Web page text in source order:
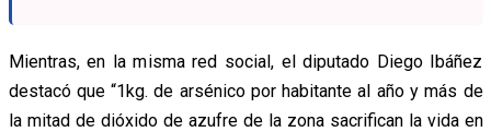
Mientras, en la misma red social, el diputado Diego Ibáñez
destacó que “1kg. de arsénico por habitante al año y más de
la mitad de dióxido de azufre de la zona sacrifican la vida en